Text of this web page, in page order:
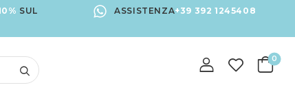
SUL
ASSISTENZA+39 392 1245408
0